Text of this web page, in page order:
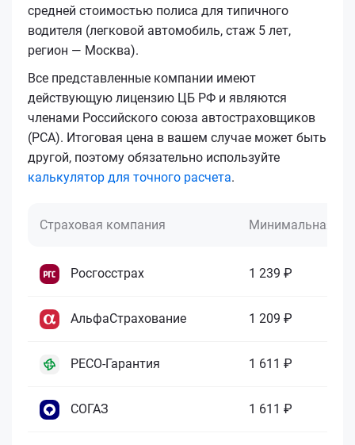
средней стоимостью полиса для типичного
водителя (легковой автомобиль, стаж 5 лет,
регион — Москва).
Все представленные компании имеют
действующую лицензию ЦБ РФ и являются
членами Российского союза автостраховщиков
(РСА). Итоговая цена в вашем случае может быть
другой, поэтому обязательно используйте
калькулятор для точного расчета.
Страховая компания Минимальная
Росгосстрах 1 239 ₽
АльфаСтрахование 1 209 ₽
РЕСО-Гарантия 1 611 ₽
СОГАЗ 1 611 ₽